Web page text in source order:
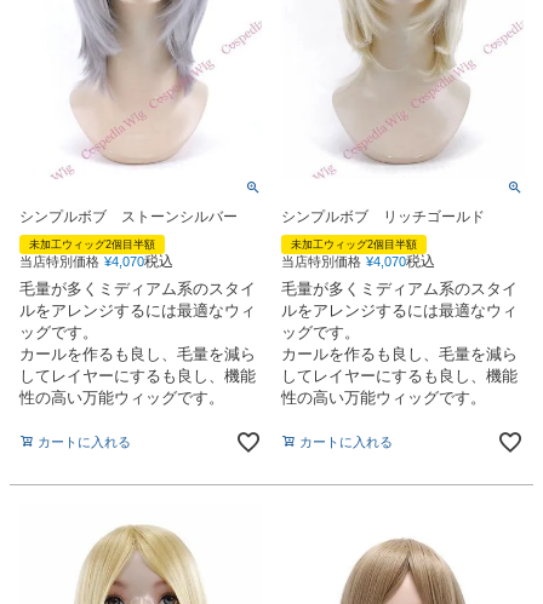
シンプルボブ ストーンシルバー
未加工ウィッグ2個目半額
当店特別価格 ¥4,070税込
毛量が多くミディアム系のスタイ
ルをアレンジするには最適なウィ
ッグです。
カールを作るも良し、毛量を減ら
してレイヤーにするも良し、機能
性の高い万能ウィッグです。
カートに入れる
シンプルボブ リッチゴールド
未加工ウィッグ2個目半額
当店特別価格 ¥4,070税込
毛量が多くミディアム系のスタイ
ルをアレンジするには最適なウィ
ッグです。
カールを作るも良し、毛量を減ら
してレイヤーにするも良し、機能
性の高い万能ウィッグです。
カートに入れる